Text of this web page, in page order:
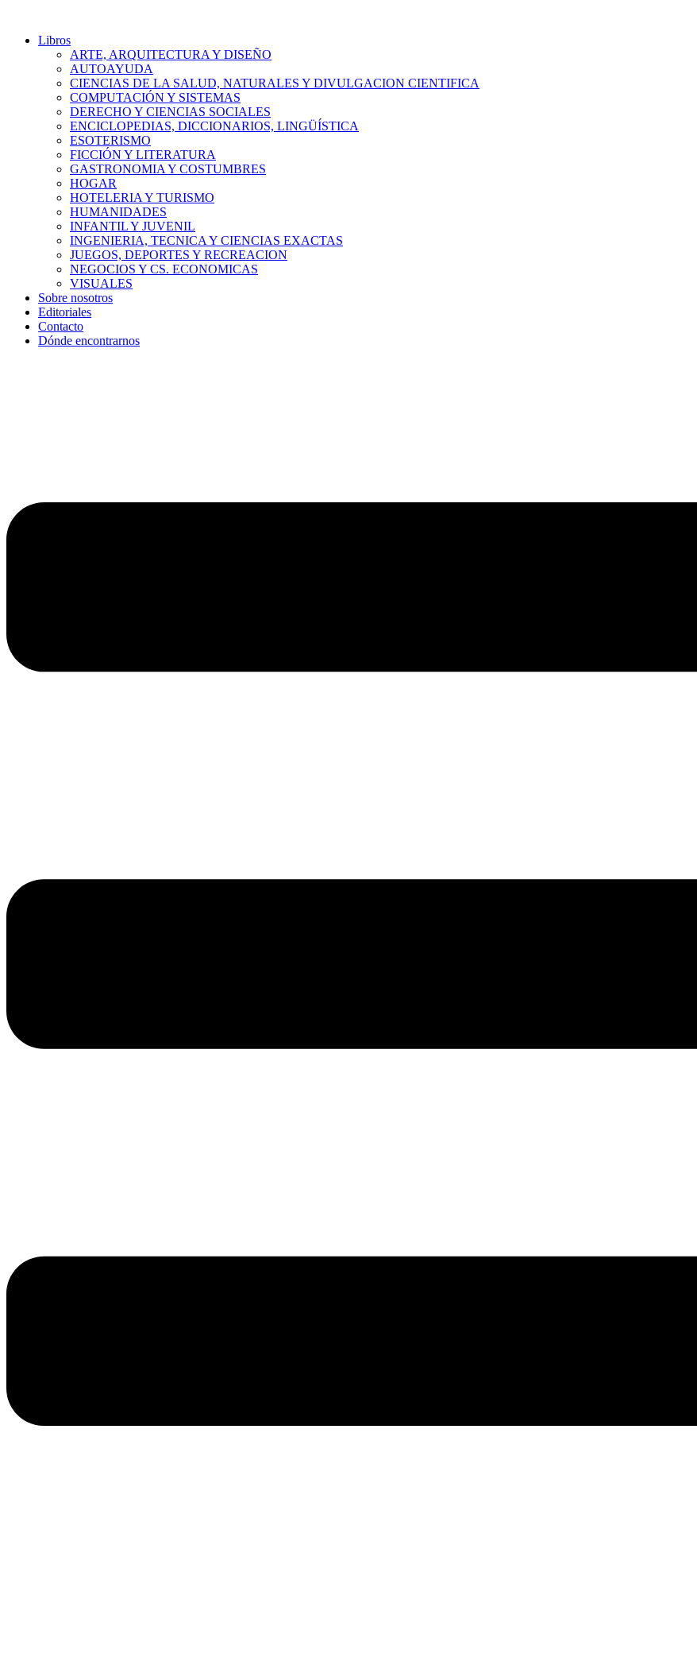
Libros
ARTE, ARQUITECTURA Y DISEÑO
AUTOAYUDA
CIENCIAS DE LA SALUD, NATURALES Y DIVULGACION CIENTIFICA
COMPUTACIÓN Y SISTEMAS
DERECHO Y CIENCIAS SOCIALES
ENCICLOPEDIAS, DICCIONARIOS, LINGÜÍSTICA
ESOTERISMO
FICCIÓN Y LITERATURA
GASTRONOMIA Y COSTUMBRES
HOGAR
HOTELERIA Y TURISMO
HUMANIDADES
INFANTIL Y JUVENIL
INGENIERIA, TECNICA Y CIENCIAS EXACTAS
JUEGOS, DEPORTES Y RECREACION
NEGOCIOS Y CS. ECONOMICAS
VISUALES
Sobre nosotros
Editoriales
Contacto
Dónde encontrarnos